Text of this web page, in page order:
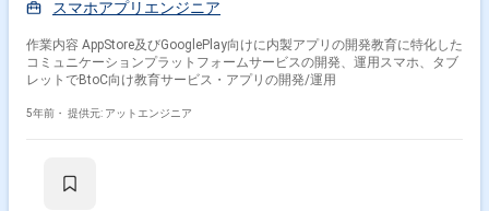
スマホアプリエンジニア
作業内容 AppStore及びGooglePlay向けに内製アプリの開発教育に特化した
コミュニケーションプラットフォームサービスの開発、運用スマホ、タブ
レットでBtoC向け教育サービス・アプリの開発/運用
5年前・ 提供元: アットエンジニア